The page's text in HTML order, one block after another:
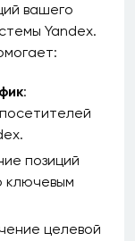
вашего
Yandex.
:
позиций
ключевым
целевой